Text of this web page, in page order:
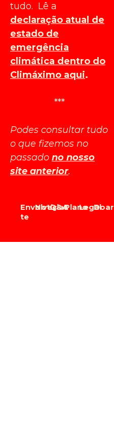
tudo. Lê a
declaração atual de
estado de
emergência
climática dentro do
Climáximo aqui.
***
Podes consultar tudo
o que fizemos no
passado no nosso
site anterior.
Envolve-
te
Notícias
Q&APlanoLegalDoar